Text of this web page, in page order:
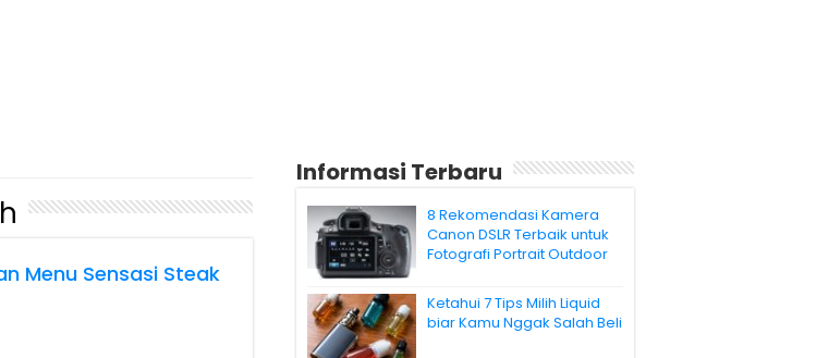
Menu Sensasi Steak
Informasi Terbaru
8 Rekomendasi Kamera
Canon DSLR Terbaik untuk
Fotografi Portrait Outdoor
Ketahui 7 Tips Milih Liquid
biar Kamu Nggak Salah Beli